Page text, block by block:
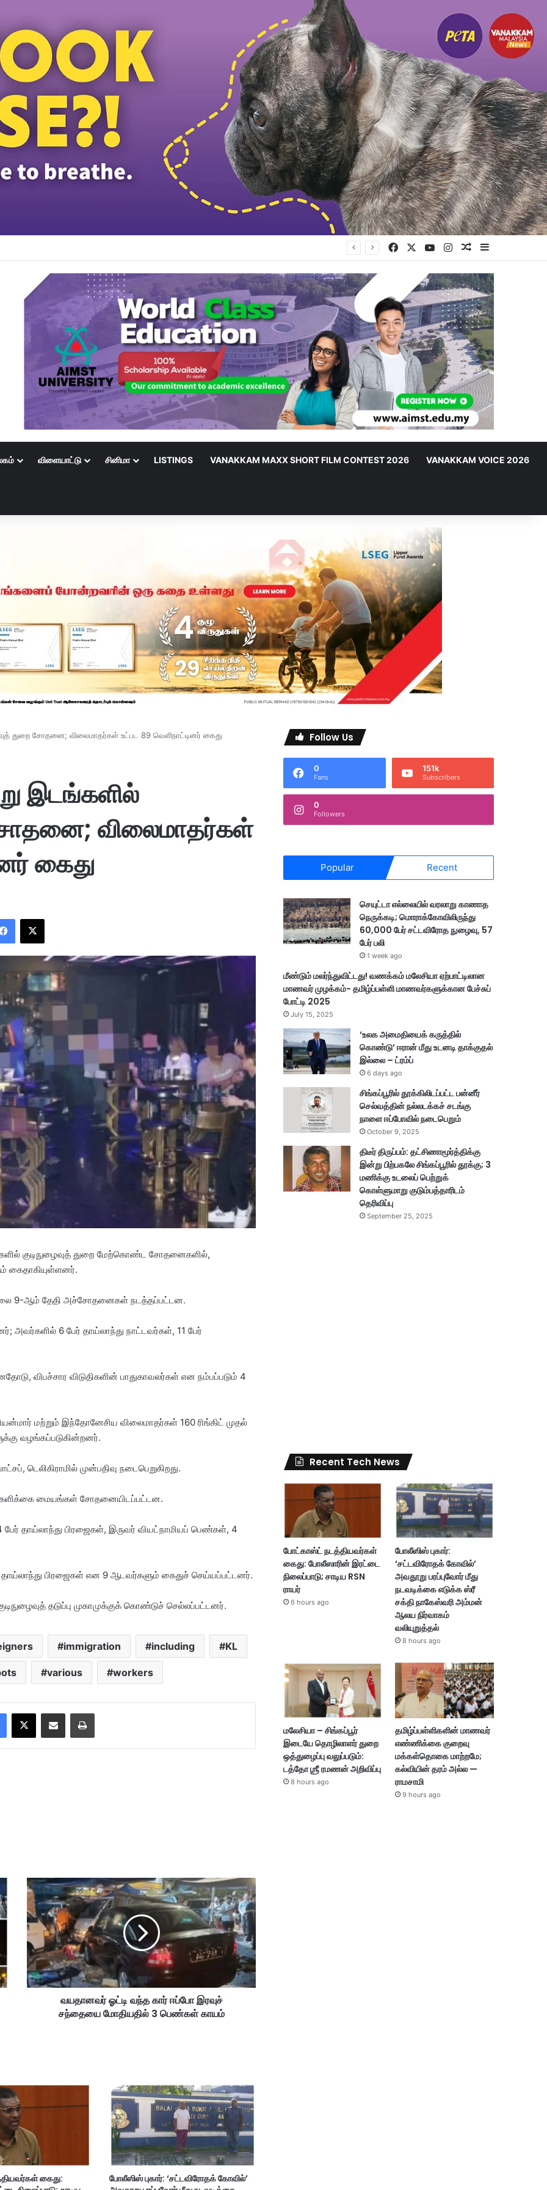
கைது: போலீஸாரின் இரட்டை நிலைப்பாடு; சாடிய RSN ராயர் Facebook YouTubeInstagramRandom Article
விளையாட்டு சினிமா LISTINGS VANAKKAM MAXX SHORT FILM CONTEST 2026 VANAKKAM VOICE 2026
துறை சோதனை; விலைமாதர்கள் உட்பட 89 வெளிநாட்டினர் கைது
இடங்களில்
சோதனை; விலைமாதர்கள்
கைது
குடிநுழைவுத் துறை மேற்கொண்ட சோதனைகளில்,
கைதாகியுள்ளனர்.
9-ஆம் தேதி அச்சோதனைகள் நடத்தப்பட்டன.
அவர்களில் 6 பேர் தாய்லாந்து நாட்டவர்கள், 11 பேர்
விபச்சார விடுதிகளின் பாதுகாவலர்கள் என நம்பப்படும் 4
மற்றும் இந்தோனேசிய விலைமாதர்கள் 160 ரிங்கிட் முதல்
வழங்கப்படுகின்றனர்.
டெலிகிராமில் முன்பதிவு நடைபெறுகிறது.
மையங்கள் சோதனையிடப்பட்டன.
தாய்லாந்து பிரஜைகள், இருவர் வியட்நாமியப் பெண்கள், 4
பிரஜைகள் என 9 ஆடவர்களும் கைதுச் செய்யப்பட்டனர்.
தடுப்பு முகாமுக்குக் கொண்டுச் செல்லப்பட்டனர்.
immigration including KL
various workers
வ
ய
தா
ன
வ
ர்
ஓ
ட்
டி
வு
ச்
ச
ந்
தை
வயதானவர் ஓட்டி வந்த கார் ஈப்போ இரவுச்
சந்தையை மோதியதில் 3 பெண்கள் காயம்
கைது:
போலீஸிஸ் புகார்: ‘சட்டவிரோதக் கோவில்’
Follow Us
0
Fans
151k
Subscribers
0
Followers
Popular Recent
செயுட்டா எல்லையில் வரலாறு காணாத
நெருக்கடி; மொராக்கோவிலிருந்து
60,000 பேர் சட்டவிரோத நுழைவு, 57
பேர் பலி
1 week ago
மீண்டும் மலர்ந்துவிட்டது! வணக்கம் மலேசியா ஏற்பாட்டிலான
மாணவர் முழக்கம்- தமிழ்ப்பள்ளி மாணவர்களுக்கான பேச்சுப்
போட்டி 2025
July 15, 2025
‘உலக அமைதியைக் கருத்தில்
கொண்டு’ ஈரான் மீது உடனடி தாக்குதல்
இல்லை – ட்ரம்ப்
6 days ago
சிங்கப்பூரில் தூக்கிலிடப்பட்ட பன்னீர்
செல்வத்தின் நல்லடக்கச் சடங்கு
நாளை ஈப்போவில் நடைபெறும்
October 9, 2025
திடீர் திருப்பம்: தட்சிணாமூர்த்திக்கு
இன்று பிற்பகலே சிங்கப்பூரில் தூக்கு; 3
மணிக்கு உடலைப் பெற்றுக்
கொள்ளுமாறு குடும்பத்தாரிடம்
தெரிவிப்பு
September 25, 2025
Recent Tech News
போட்காஸ்ட் நடத்தியவர்கள்
கைது: போலீஸாரின் இரட்டை
நிலைப்பாடு; சாடிய RSN
ராயர்
6 hours ago
போலீஸிஸ் புகார்:
‘சட்டவிரோதக் கோவில்’
அவதூறு பரப்புவோர் மீது
நடவடிக்கை எடுக்க ஸ்ரீ
சக்தி நாகேஸ்வரி அம்மன்
ஆலய நிர்வாகம்
வலியுறுத்தல்
8 hours ago
மலேசியா – சிங்கப்பூர்
இடையே தொழிலாளர் துறை
ஒத்துழைப்பு வலுப்படும்:
டத்தோ ஶ்ரீ ரமணன் அறிவிப்பு
8 hours ago
தமிழ்ப்பள்ளிகளின் மாணவர்
எண்ணிக்கை குறைவு
மக்கள்தொகை மாற்றமே;
கல்வியின் தரம் அல்ல —
ராமசாமி
9 hours ago